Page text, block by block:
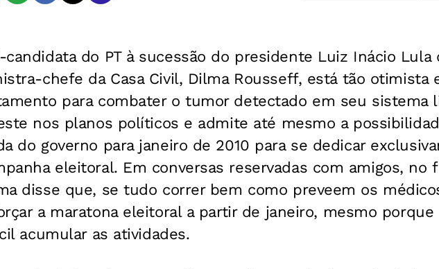
candidata do PT à sucessão do presidente Luiz Inácio Lula
chefe da Casa Civil, Dilma Rousseff, está tão otimista
para combater o tumor detectado em seu sistema
nos planos políticos e admite até mesmo a
do governo para janeiro de 2010 para se dedicar
eleitoral. Em conversas reservadas com amigos, no
disse que, se tudo correr bem como preveem os
a maratona eleitoral a partir de janeiro, mesmo porque
acumular as atividades.